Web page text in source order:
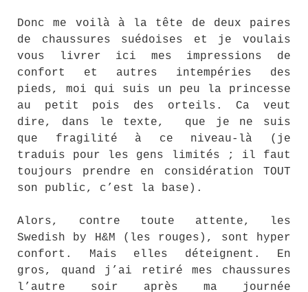
Donc me voilà à la tête de deux paires
de chaussures suédoises et je voulais
vous livrer ici mes impressions de
confort et autres intempéries des
pieds, moi qui suis un peu la princesse
au petit pois des orteils. Ca veut
dire, dans le texte, que je ne suis
que fragilité à ce niveau-là (je
traduis pour les gens limités ; il faut
toujours prendre en considération TOUT
son public, c’est la base).
Alors, contre toute attente, les
Swedish by H&M (les rouges), sont hyper
confort. Mais elles déteignent. En
gros, quand j’ai retiré mes chaussures
l’autre soir après ma journée